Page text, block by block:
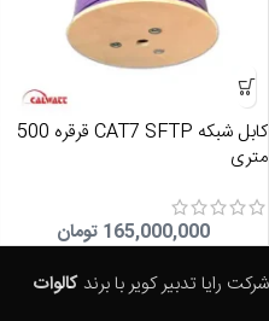
کابل شبکه CAT7 SFTP قرقره 500
متری
165,000,000 تومان
شرکت رایا تدبیر کویر با برند کالوات